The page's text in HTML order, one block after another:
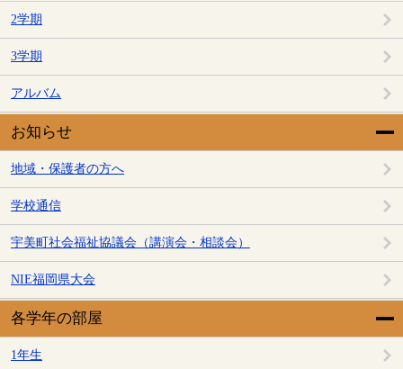
2学期
3学期
アルバム
お知らせ
地域・保護者の方へ
学校通信
宇美町社会福祉協議会（講演会・相談会）
NIE福岡県大会
各学年の部屋
1年生